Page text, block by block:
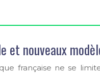
nouveaux
française ne se